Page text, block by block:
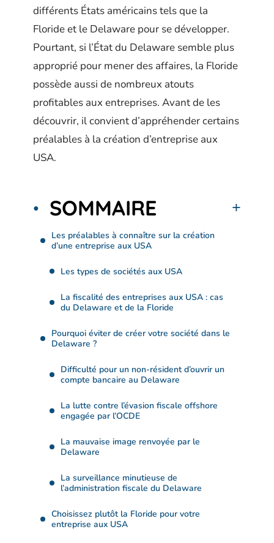
différents États américains tels que la
Floride et le Delaware pour se développer.
Pourtant, si l’État du Delaware semble plus
approprié pour mener des affaires, la Floride
possède aussi de nombreux atouts
profitables aux entreprises. Avant de les
découvrir, il convient d’appréhender certains
préalables à la création d’entreprise aux
USA.
SOMMAIRE
Les préalables à connaître sur la création
d’une entreprise aux USA
Les types de sociétés aux USA
La fiscalité des entreprises aux USA : cas
du Delaware et de la Floride
Pourquoi éviter de créer votre société dans le
Delaware ?
Difficulté pour un non-résident d’ouvrir un
compte bancaire au Delaware
La lutte contre l’évasion fiscale offshore
engagée par l’OCDE
La mauvaise image renvoyée par le
Delaware
La surveillance minutieuse de
l’administration fiscale du Delaware
Choisissez plutôt la Floride pour votre
entreprise aux USA